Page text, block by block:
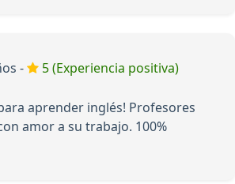
-
5 (Experiencia positiva)
aprender inglés! Profesores
amor a su trabajo. 100%